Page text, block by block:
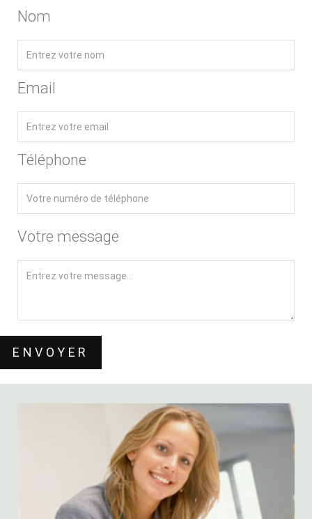
Nom
Email
Téléphone
Votre message
ENVOYER